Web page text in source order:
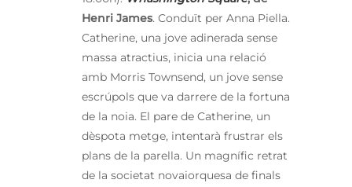
Henri James. Conduït per Anna Piella.
Catherine, una jove adinerada sense
massa atractius, inicia una relació
amb Morris Townsend, un jove sense
escrúpols que va darrere de la fortuna
de la noia. El pare de Catherine, un
dèspota metge, intentarà frustrar els
plans de la parella. Un magnífic retrat
de la societat novaiorquesa de finals